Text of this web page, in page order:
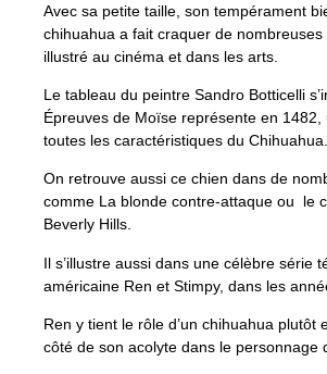
Avec sa petite taille, son tempérament
chihuahua a fait craquer de nombreuses
illustré au cinéma et dans les arts.
Le tableau du peintre Sandro Botticelli
Épreuves de Moïse représente en 1482,
toutes les caractéristiques du Chihuahua.
On retrouve aussi ce chien dans de
comme La blonde contre-attaque ou le
Beverly Hills.
Il s’illustre aussi dans une célèbre série
américaine Ren et Stimpy, dans les
Ren y tient le rôle d’un chihuahua plutôt
côté de son acolyte dans le personnage